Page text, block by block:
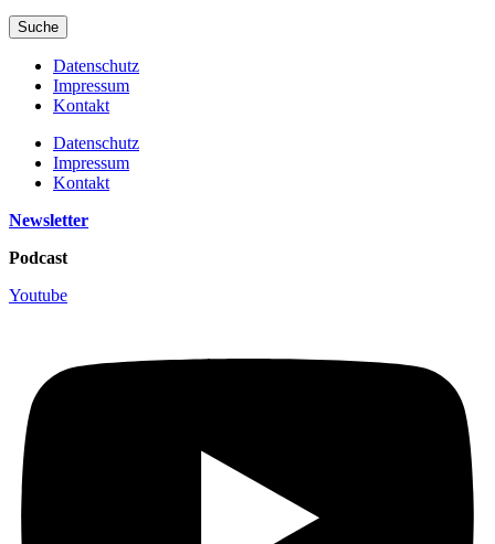
Suche
Datenschutz
Impressum
Kontakt
Datenschutz
Impressum
Kontakt
Newsletter
Podcast
Youtube